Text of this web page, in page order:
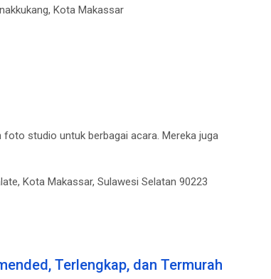
Kota Makassar
foto studio untuk berbagai acara. Mereka juga
Kota Makassar, Sulawesi Selatan 90223
Terlengkap, dan Termurah